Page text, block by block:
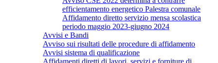
efficientamento energetico Palestra comunale
Affidamento diretto servizio mensa scolastica
periodo maggio 2023-giugno 2024
Avvisi e Bandi
Avviso sui risultati delle procedure di affidamento
Avvisi sistema di qualificazione
Affidamenti diretti di lavori, servizi e forniture di